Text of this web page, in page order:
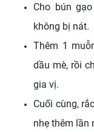
Cho bún
không bị nát.
Thêm 1
dầu mè, rồi
gia vị.
Cuối cùng,
nhẹ thêm lần